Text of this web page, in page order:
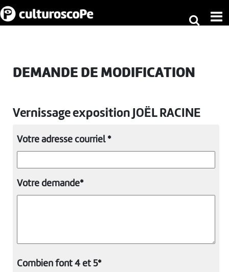
DEMANDE DE MODIFICATION
Vernissage exposition JOËL RACINE
Votre adresse courriel *
Votre demande*
Combien font 4 et 5*